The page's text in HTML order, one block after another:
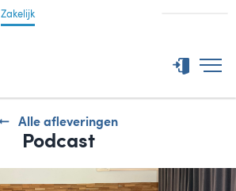
Zakelijk
Alle afleveringen
Podcast